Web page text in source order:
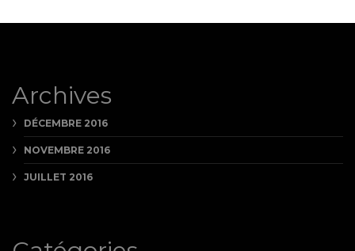
Archives
DÉCEMBRE 2016
NOVEMBRE 2016
JUILLET 2016